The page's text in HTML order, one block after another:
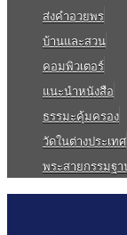
ส่งคำอวยพร
บ้านและสวน
คอมพิวเตอร์
แนะนำหนังสือ
ธรรมะคุ้มครอง
วัดในต่างประเทศ
พระสายกรรมฐ